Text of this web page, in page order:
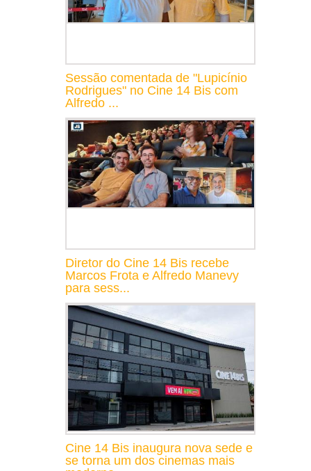
Sessão comentada de "Lupicínio
Rodrigues" no Cine 14 Bis com
Alfredo ...
Diretor do Cine 14 Bis recebe
Marcos Frota e Alfredo Manevy
para sess...
Cine 14 Bis inaugura nova sede e
se torna um dos cinemas mais